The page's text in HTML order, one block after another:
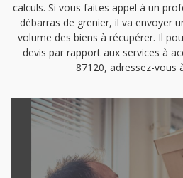
calculs. Si vous faites appel à un
débarras de grenier, il va envoyer
volume des biens à récupérer. Il
devis par rapport aux services à
87120, adressez-vous